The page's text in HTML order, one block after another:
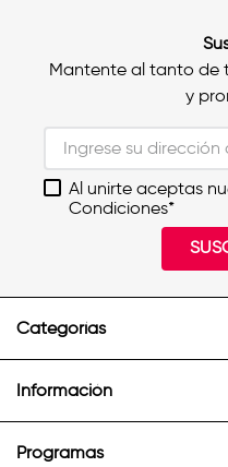
Mantente al tanto de
y
Al unirte aceptas
Condiciones*
Categorías
Información
Programas